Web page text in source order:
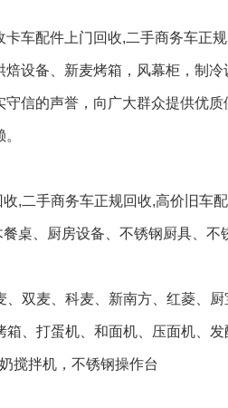
车配件上门回收,二手商务车正
设备、新麦烤箱，风幕柜，制冷
守信的声誉，向广大群众提供优
,二手商务车正规回收,高价旧车
桌、厨房设备、不锈钢厨具、
双麦、科麦、新南方、红菱、厨
、打蛋机、和面机、压面机、
搅拌机，不锈钢操作台